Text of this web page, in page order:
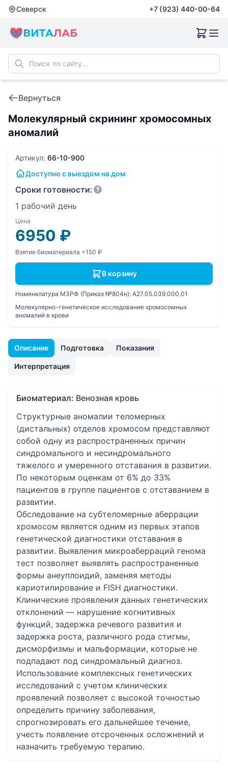
Северск +7 (923) 440-00-64
Вернуться
Молекулярный скрининг хромосомных
аномалий
Описание Подготовка Показания
Интерпретация
Биоматериал: Венозная кровь
Структурные аномалии теломерных
(дистальных) отделов хромосом представляют
собой одну из распространенных причин
синдромального и несиндромального
тяжелого и умеренного отставания в развитии.
По некоторым оценкам от 6% до 33%
пациентов в группе пациентов с отставанием в
развитии.
Обследование на субтеломерные аберрации
хромосом является одним из первых этапов
генетической диагностики отставания в
развитии. Выявления микроаберраций генома
тест позволяет выявлять распространенные
формы анеуплоидий, заменяя методы
кариотипирование и FISH диагностики.
Клинические проявления данных генетических
отклонений — нарушение когнитивных
функций, задержка речевого развития и
задержка роста, различного рода стигмы,
дисморфизмы и мальформации, которые не
подпадают под синдромальный диагноз.
Использование комплексных генетических
исследований с учетом клинических
проявлений позволяет с высокой точностью
определить причину заболевания,
спрогнозировать его дальнейшее течение,
учесть появление отсроченных осложнений и
назначить требуемую терапию.
Артикул: 66-10-900
Доступно с выездом на дом
Сроки готовности:
1 рабочий день
Цена
6950 ₽
Взятие биоматериала +150 ₽
В корзину
Номенклатура МЗРФ (Приказ №804н): A27.05.039.000.01
Молекулярно-генетическое исследование хромосомных
аномалий в крови